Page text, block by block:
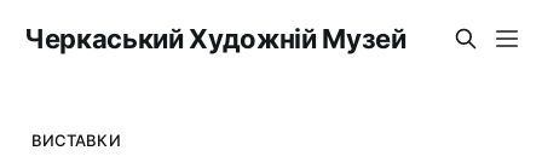
Черкаський Художній Музей
ВИСТАВКИ